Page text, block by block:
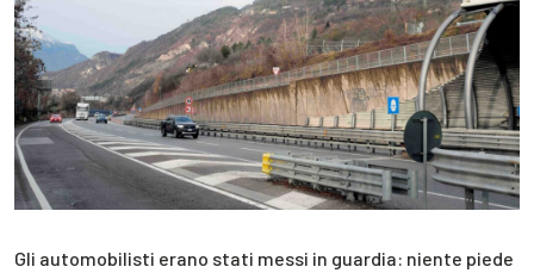
Gli automobilisti erano stati messi in guardia: niente piede